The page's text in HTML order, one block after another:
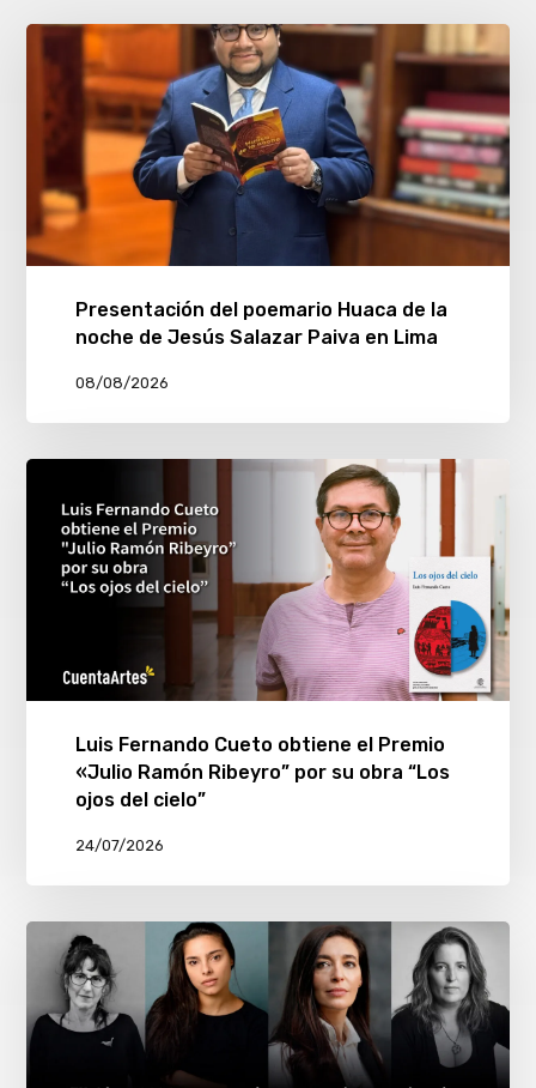
Presentación del poemario Huaca de la
noche de Jesús Salazar Paiva en Lima
08/08/2026
Luis Fernando Cueto obtiene el Premio
«Julio Ramón Ribeyro” por su obra “Los
ojos del cielo”
24/07/2026